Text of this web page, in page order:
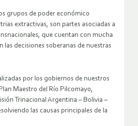
grupos de poder económico
extractivas, son partes asociadas a
que cuentan con mucha
las decisiones soberanas de nuestras
por los gobiernos de nuestros
Maestro del Río Pilcomayo,
Trinacional Argentina – Bolivia –
las causas principales de la